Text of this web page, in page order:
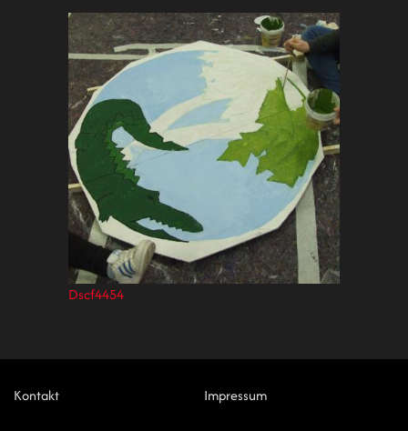
Dscf4454
Kontakt Impressum